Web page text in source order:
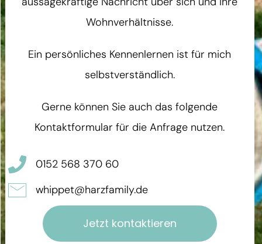
Wohnverhältnisse.
Ein persönliches Kennenlernen ist für mich
selbstverständlich.
Gerne können Sie auch das folgende
Kontaktformular für die Anfrage nutzen.
0152 568 370 60
whippet@harzfamily.de
Jetzt kontaktieren